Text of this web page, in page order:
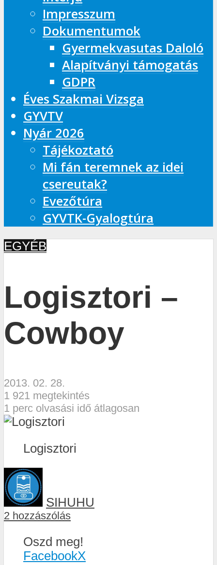
Impresszum
Dokumentumok
Gyermekvasutas Daloló
Alapítványi támogatás
GDPR
Éves Szakmai Vizsga
GYVTV
Nyár 2026
Tájékoztató
Mi fán teremnek az idei
csereutak?
Evezőtúra
GYVTK-Gyalogtúra
EGYÉB
Logisztori –
Cowboy
2013. 02. 28.
1 921 megtekintés
1 perc olvasási idő átlagosan
Logisztori
SIHUHU
2 hozzászólás
Oszd meg!
FacebookX